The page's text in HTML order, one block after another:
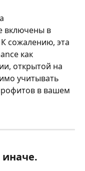
включены в
сожалению, эта
как
открытой на
учитывать
в вашем
иначе.